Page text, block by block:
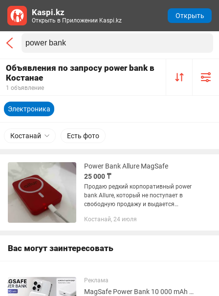
Объявления по запросу power bank в
Костанае
1 объявление
Электроника
Костанай Есть фото
Power Bank Allure MagSafe
25 000 ₸
Продаю редкий корпоративный power
bank Allure, который не поступает в
свободную продажу и выдается
компании. ✔ Магнитная беспроводная
Костанай, 24 июля
Вас могут заинтересовать
Реклама
MagSafe Power Bank 10 000 mAh для iPhone
Kaspi.kz
Открыть в Приложении Kaspi.kz
Открыть